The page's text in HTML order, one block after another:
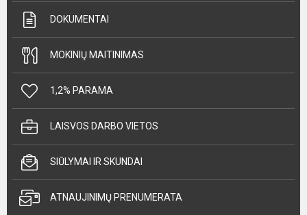
DOKUMENTAI
MOKINIŲ MAITINIMAS
1,2% PARAMA
LAISVOS DARBO VIETOS
SIŪLYMAI IR SKUNDAI
ATNAUJINIMŲ PRENUMERATA